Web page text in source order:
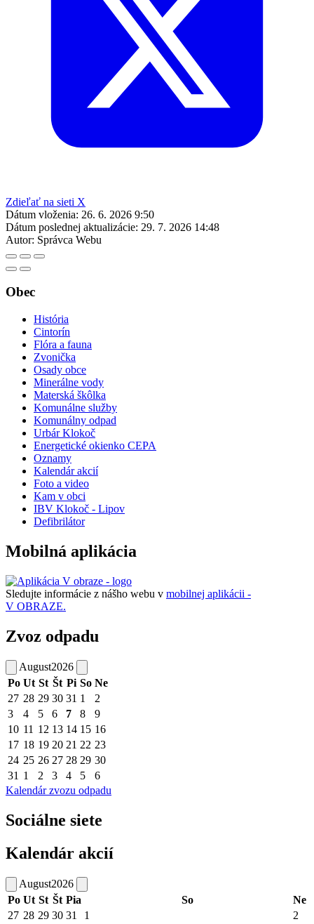
Zdieľať na sieti X
Dátum vloženia: 26. 6. 2026 9:50
Dátum poslednej aktualizácie: 29. 7. 2026 14:48
Autor: Správca Webu
Obec
História
Cintorín
Flóra a fauna
Zvonička
Osady obce
Minerálne vody
Materská škôlka
Komunálne služby
Komunálny odpad
Urbár Klokoč
Energetické okienko CEPA
Oznamy
Kalendár akcií
Foto a video
Kam v obci
IBV Klokoč - Lipov
Defibrilátor
Mobilná aplikácia
Sledujte informácie z nášho webu v mobilnej aplikácii -
V OBRAZE.
Zvoz odpadu
August2026
Po Ut St Št Pi So Ne
27 28 29 30 31 1
2
3
4 5 6 7 8
9
10 11 12 13 14 15 16
17 18 19 20 21 22 23
24 25 26 27 28 29 30
31 1 2 3 4 5
6
Kalendár zvozu odpadu
Sociálne siete
Kalendár akcií
August2026
Po Ut St Št Pia So
Ne
27 28 29 30 31 1 2